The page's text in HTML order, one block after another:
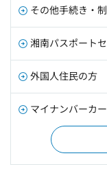
その他手続き・
湘南パスポート
外国人住民の方
マイナンバーカ